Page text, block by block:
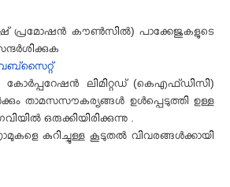
പ്രമോഷൻ കൗൺസിൽ) പാക്കേജുകളുടെ
ലിമിറ്റഡ് (കെഎഫ്ഡിസി)
താമസസൗകര്യങ്ങൾ ഉൾപ്പെടുത്തി ഉള്ള
ഒരുക്കിയിരിക്കുന്നു .
കുറിച്ചുള്ള കൂടുതൽ വിവരങ്ങൾക്കായി